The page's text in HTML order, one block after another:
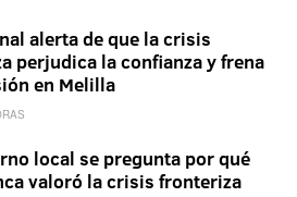
alerta de que la crisis
perjudica la confianza y frena
en Melilla
local se pregunta por qué
valoró la crisis fronteriza